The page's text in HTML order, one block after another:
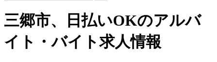
三郷市、日払いOKのアルバ
イト・バイト求人情報